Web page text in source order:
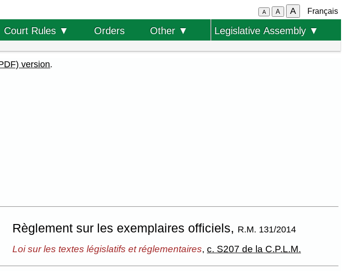
A A A Français
Court Rules ▼ Orders Other ▼ Legislative Assembly ▼
version.
Règlement sur les exemplaires officiels, R.M. 131/2014
Loi sur les textes législatifs et réglementaires, c. S207 de la C.P.L.M.